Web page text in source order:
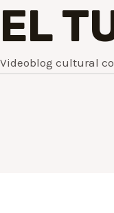
EL
Videoblog cultural